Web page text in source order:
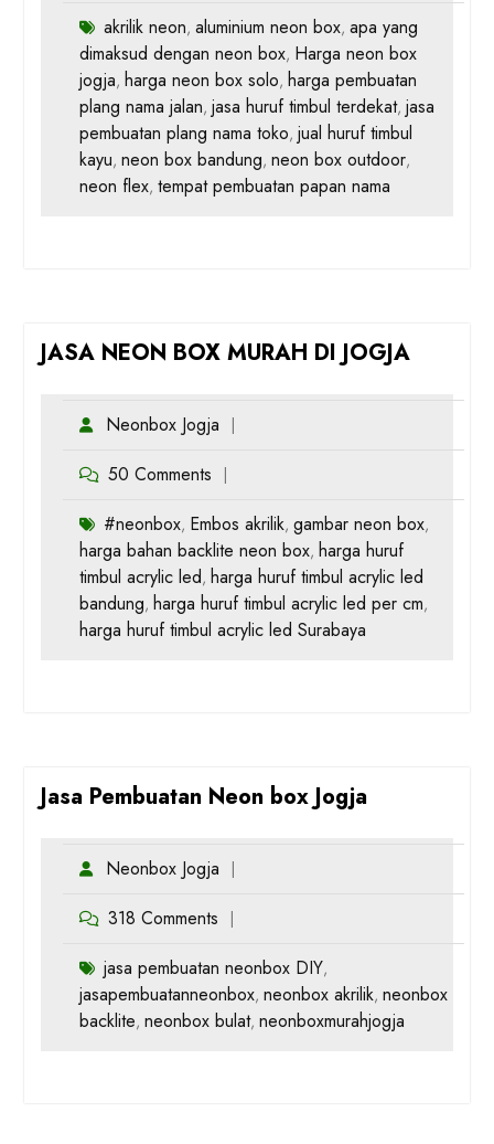
akrilik neon, aluminium neon box, apa yang
dimaksud dengan neon box, Harga neon box
jogja, harga neon box solo, harga pembuatan
plang nama jalan, jasa huruf timbul terdekat, jasa
pembuatan plang nama toko, jual huruf timbul
kayu, neon box bandung, neon box outdoor,
neon flex, tempat pembuatan papan nama
JASA NEON BOX MURAH DI JOGJA
Neonbox Jogja
50 Comments
#neonbox, Embos akrilik, gambar neon box,
harga bahan backlite neon box, harga huruf
timbul acrylic led, harga huruf timbul acrylic led
bandung, harga huruf timbul acrylic led per cm,
harga huruf timbul acrylic led Surabaya
Jasa Pembuatan Neon box Jogja
Neonbox Jogja
318 Comments
jasa pembuatan neonbox DIY,
jasapembuatanneonbox, neonbox akrilik, neonbox
backlite, neonbox bulat, neonboxmurahjogja